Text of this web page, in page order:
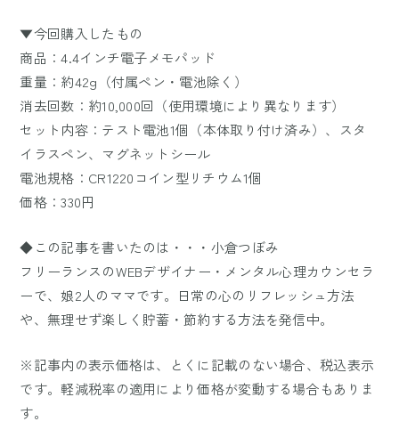
▼今回購入したもの
商品：4.4インチ電子メモパッド
重量：約42g（付属ペン・電池除く）
消去回数：約10,000回（使用環境により異なります）
セット内容：テスト電池1個（本体取り付け済み）、スタ
イラスペン、マグネットシール
電池規格：CR1220コイン型リチウム1個
価格：330円
◆この記事を書いたのは・・・小倉つぼみ
フリーランスのWEBデザイナー・メンタル心理カウンセラ
ーで、娘2人のママです。日常の心のリフレッシュ方法
や、無理せず楽しく貯蓄・節約する方法を発信中。
※記事内の表示価格は、とくに記載のない場合、税込表示
です。軽減税率の適用により価格が変動する場合もありま
す。